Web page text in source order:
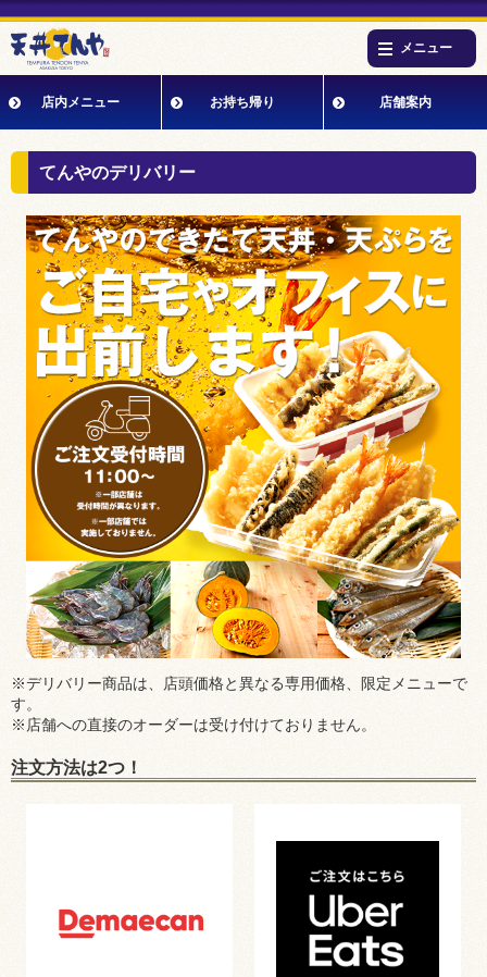
店内メニュー お持ち帰り 店舗案内
メニュー
てんやのデリバリー
※デリバリー商品は、店頭価格と異なる専用価格、限定メニューで
す。
※店舗への直接のオーダーは受け付けておりません。
注文方法は2つ！